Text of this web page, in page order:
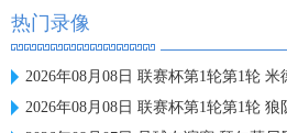
热门录像
2026年08月08日 联赛杯第1轮第1轮 米德
2026年08月08日 联赛杯第1轮第1轮